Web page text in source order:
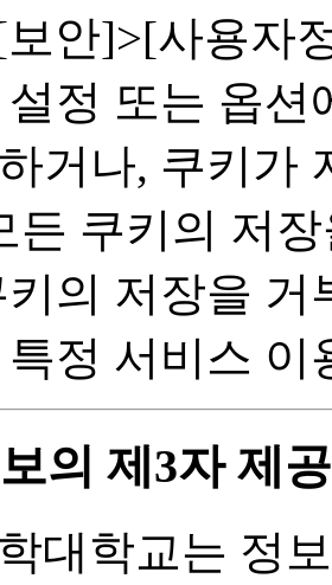
안]>[사용자
설정 또는 옵
거나, 쿠키가
든 쿠키의 저
키의 저장을 거
정 서비스 이
의 제3자 제
대학교는 정